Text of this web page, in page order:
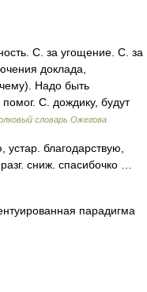
С. за угощение. С. за
доклада,
Надо быть
С. дождику, будут
словарь Ожегова
благодарствую,
сниж. спасибочко …
парадигма